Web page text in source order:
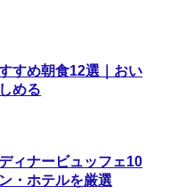
すめ朝食12選｜おい
める
ィナービュッフェ10
・ホテルを厳選